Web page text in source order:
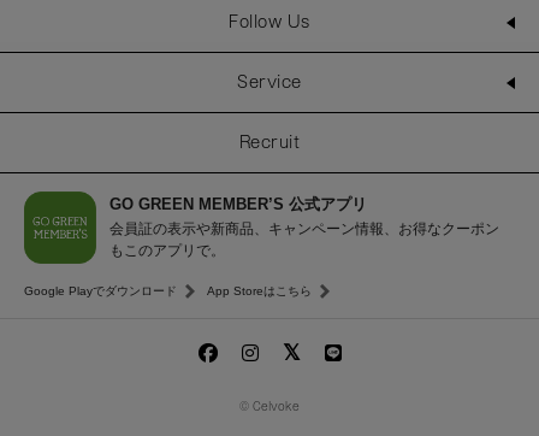
Follow Us
Service
Recruit
GO GREEN MEMBER’S 公式アプリ
会員証の表示や新商品、キャンペーン情報、お得なクーポン
もこのアプリで。
Google Playでダウンロード App Storeはこちら
© Celvoke